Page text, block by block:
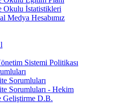
Okulu İstatistikleri
Medya Hesabımız
Sistemi Politikası
Sorumluları
Sorumluları - Hekim
Geliştirme D.B.